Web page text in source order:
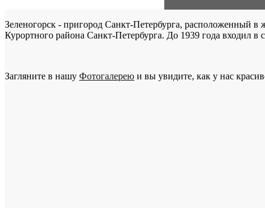
Зеленогорск - пригород Санкт-Петербурга, расположенный
Курортного района Санкт-Петербурга. До 1939 года входил
Загляните в нашу Фотогалерею и вы увидите, как у нас